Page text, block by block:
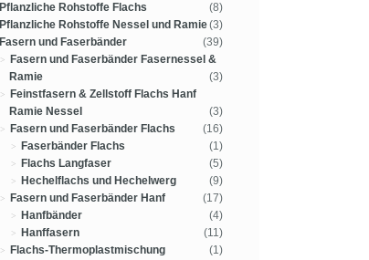
Pflanzliche Rohstoffe Flachs
(8)
Pflanzliche Rohstoffe Nessel und Ramie(3)
Fasern und Faserbänder
(39)
Fasern und Faserbänder Fasernessel &
Ramie
(3)
Feinstfasern & Zellstoff Flachs Hanf
Ramie Nessel
(3)
Fasern und Faserbänder Flachs
(16)
Faserbänder Flachs
(1)
Flachs Langfaser
(5)
Hechelflachs und Hechelwerg
(9)
Fasern und Faserbänder Hanf
(17)
Hanfbänder
(4)
Hanffasern
(11)
Flachs-Thermoplastmischung
(1)